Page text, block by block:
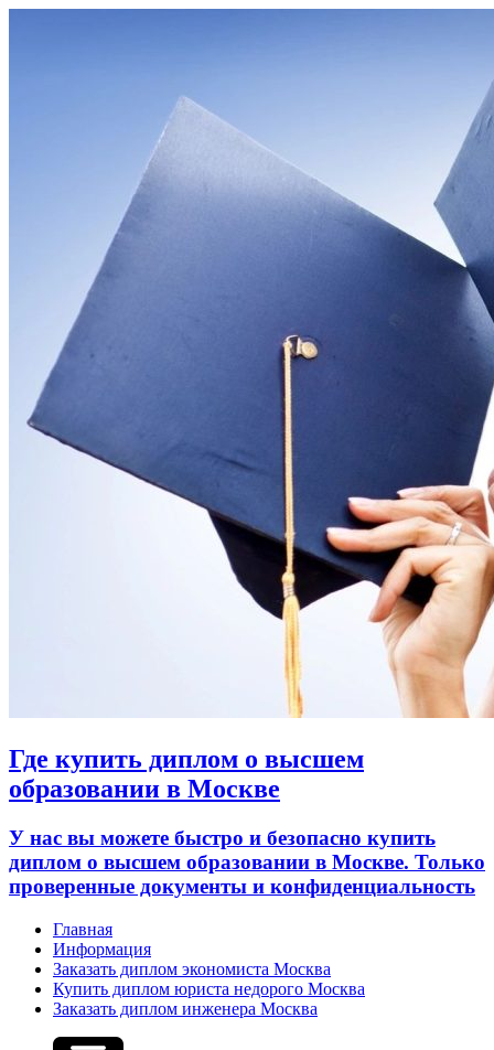
Где купить диплом о высшем
образовании в Москве
У нас вы можете быстро и безопасно купить
диплом о высшем образовании в Москве. Только
проверенные документы и конфиденциальность
Главная
Информация
Заказать диплом экономиста Москва
Купить диплом юриста недорого Москва
Заказать диплом инженера Москва